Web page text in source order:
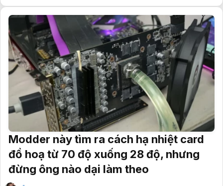
Modder này tìm ra cách hạ nhiệt card
đồ hoạ từ 70 độ xuống 28 độ, nhưng
đừng ông nào dại làm theo